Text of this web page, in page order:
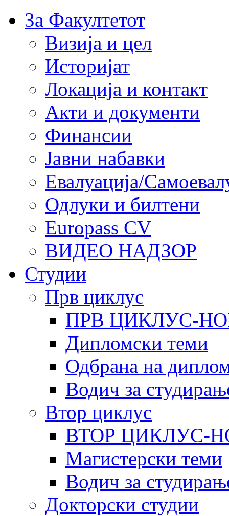
За Факултетот
Визија и цел
Историјат
Локација и контакт
Акти и документи
Финансии
Јавни набавки
Евалуација/
Одлуки и билтени
Europass CV
ВИДЕО НАДЗОР
Студии
Прв циклус
ПРВ ЦИКЛУС-
Дипломски теми
Одбрана на
Водич за
Втор циклус
ВТОР ЦИКЛУС-
Магистерски теми
Водич за
Докторски студии